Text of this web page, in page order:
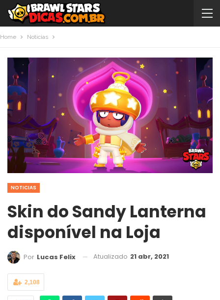
Home Noticias
NOTICIAS
Skin do Sandy Lanterna
disponível na Loja
Por Lucas Felix Atualizado 21 abr, 2021
2,108